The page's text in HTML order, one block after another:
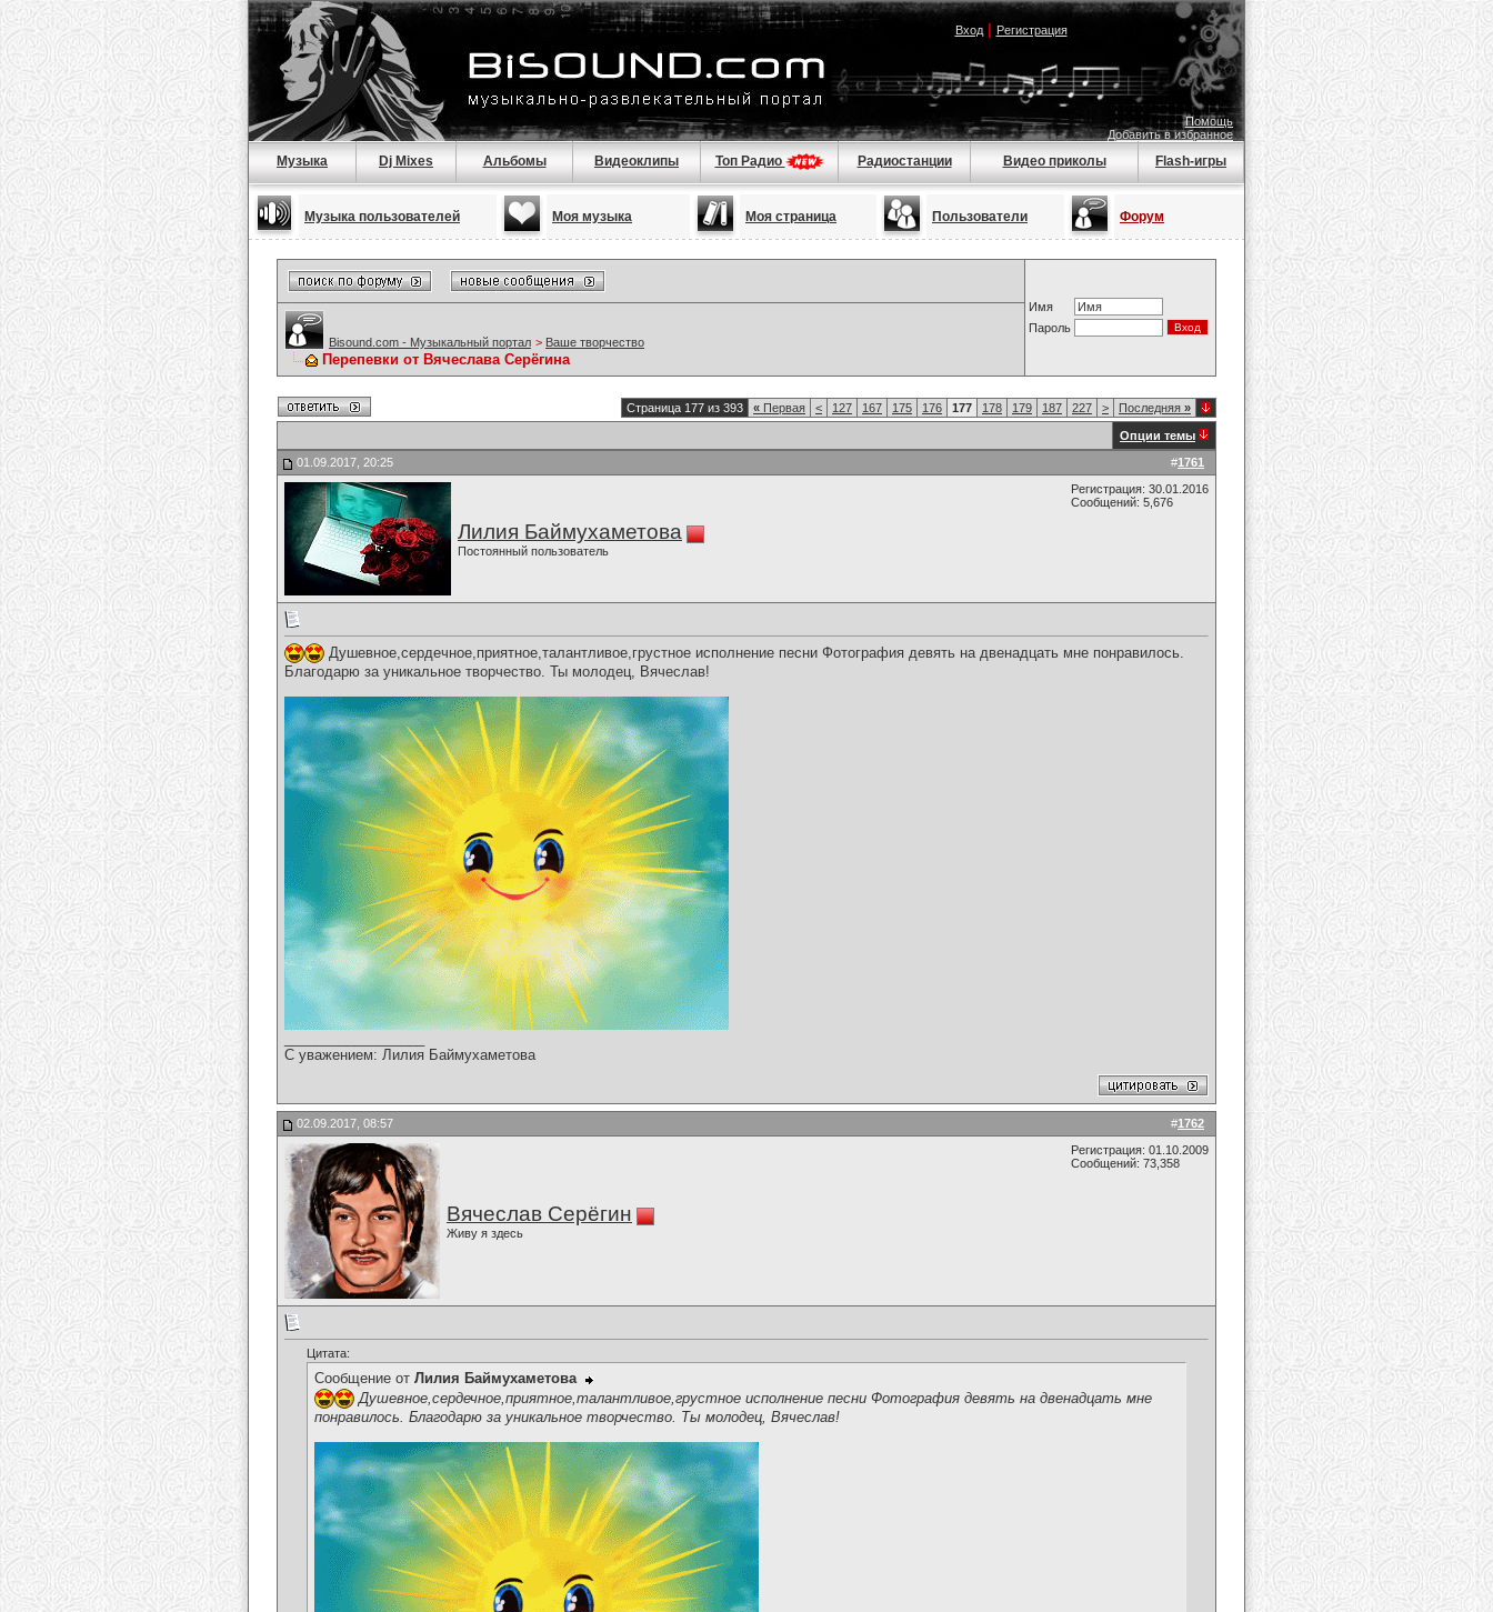
Вход| Регистрация
Помощь
Добавить в избранное
Музыка Dj Mixes Альбомы Видеоклипы Топ Радио Радиостанции Видео приколы Flash-игры
Музыка пользователей Моя музыка Моя страница Пользователи Форум
Имя
Пароль
Bisound.com - Музыкальный портал > Ваше творчество
Перепевки от Вячеслава Серёгина
Страница 177 из 393 « Первая < 127 167 175 176 177 178 179 187 227 > Последняя »
Опции темы
#1761
01.09.2017, 20:25
Лилия Баймухаметова
Постоянный пользователь
Регистрация: 30.01.2016
Сообщений: 5,676
Душевное,сердечное,приятное,талантливое,грустное исполнение песни Фотография девять на двенадцать мне понравилось.
Благодарю за уникальное творчество. Ты молодец, Вячеслав!
С уважением: Лилия Баймухаметова
#1762
02.09.2017, 08:57
Вячеслав Серёгин
Живу я здесь
Регистрация: 01.10.2009
Сообщений: 73,358
Цитата:
Сообщение от Лилия Баймухаметова
Душевное,сердечное,приятное,талантливое,грустное исполнение песни Фотография девять на двенадцать мне
понравилось. Благодарю за уникальное творчество. Ты молодец, Вячеслав!